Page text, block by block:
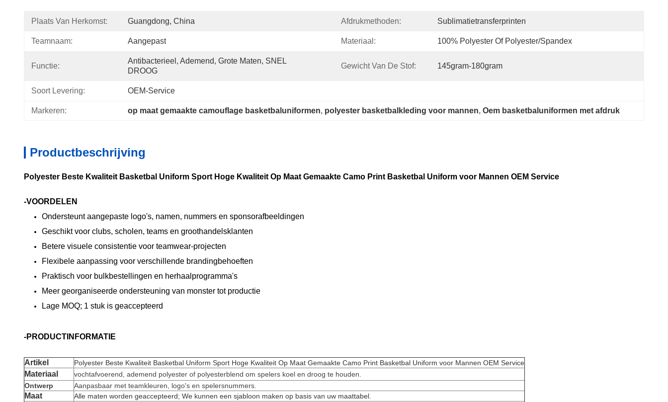
Plaats Van Herkomst: Guangdong, China Afdrukmethoden: Sublimatietransferprinten
Teamnaam: Aangepast Materiaal: 100% Polyester Of Polyester/spandex
Functie:
Antibacterieel, Ademend, Grote Maten, SNEL
DROOG
Gewicht Van De Stof: 145gram-180gram
Soort Levering: OEM-Service
Markeren: op maat gemaakte camouflage basketbaluniformen, polyester basketbalkleding voor mannen, Oem basketbaluniformen met afdruk
Productbeschrijving
Polyester Beste Kwaliteit Basketbal Uniform Sport Hoge Kwaliteit Op Maat Gemaakte Camo Print Basketbal Uniform voor Mannen OEM Service
-VOORDELEN
Ondersteunt aangepaste logo's, namen, nummers en sponsorafbeeldingen
Geschikt voor clubs, scholen, teams en groothandelsklanten
Betere visuele consistentie voor teamwear-projecten
Flexibele aanpassing voor verschillende brandingbehoeften
Praktisch voor bulkbestellingen en herhaalprogramma's
Meer georganiseerde ondersteuning van monster tot productie
Lage MOQ; 1 stuk is geaccepteerd
-PRODUCTINFORMATIE
Artikel Polyester Beste Kwaliteit Basketbal Uniform Sport Hoge Kwaliteit Op Maat Gemaakte Camo Print Basketbal Uniform voor Mannen OEM Service
Materiaal
vochtafvoerend, ademend polyester of polyesterblend om spelers koel en droog te houden.
Ontwerp
Aanpasbaar met teamkleuren, logo's en spelersnummers.
Maat
Alle maten worden geaccepteerd; We kunnen een sjabloon maken op basis van uw maattabel.